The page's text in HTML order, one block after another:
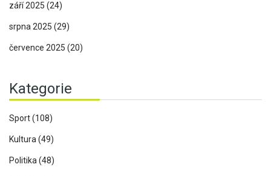
září 2025 (24)
srpna 2025 (29)
července 2025 (20)
Kategorie
Sport(108)
Kultura(49)
Politika(48)